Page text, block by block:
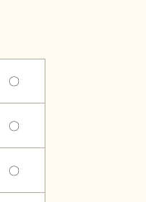
新商品・おすすめ商品
〇
〇
〇